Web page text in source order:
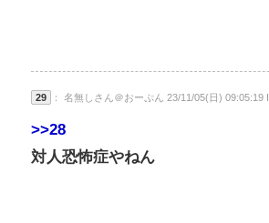
29 ： 名無しさん＠おーぷん 23/11/05(日) 09:05:19
>>28
対人恐怖症やねん